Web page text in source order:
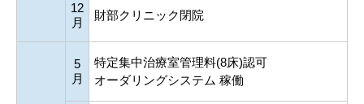
12
月
財部クリニック閉院
5
月
特定集中治療室管理料(8床)認可
オーダリングシステム 稼働